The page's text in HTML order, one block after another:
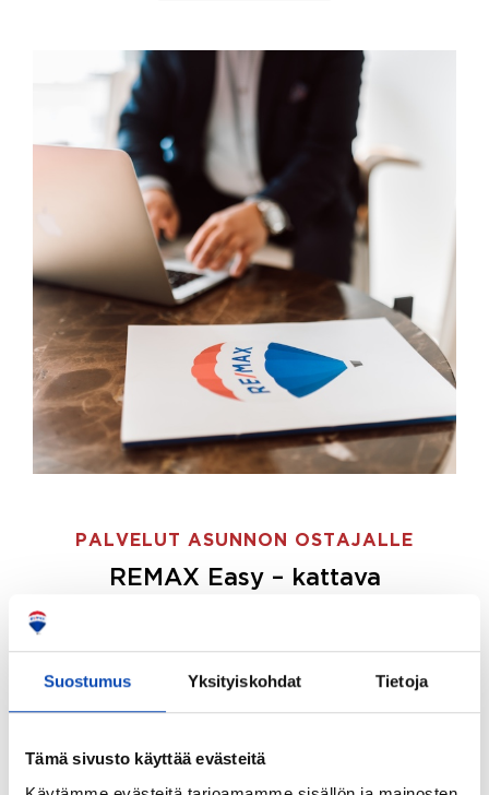
Suostumus Yksityiskohdat Tietoja
Tämä sivusto käyttää evästeitä
PALVELUT ASUNNON OSTAJALLE
REMAX Easy – kattava
ostajille.
Tee ostotoimeksianto ja etsimme juuri